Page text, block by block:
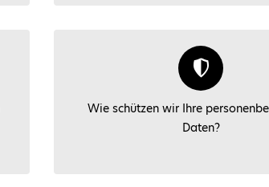
Wie schützen wir Ihre
Daten?